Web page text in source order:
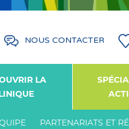
NOUS CONTACTER
LA
PARTENARIATS ET